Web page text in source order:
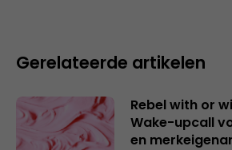
Gerelateerde artikelen
Rebel with or
Wake-upcall
en